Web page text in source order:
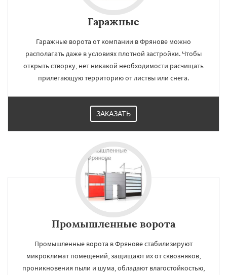
Гаражные
Гаражные ворота от компании в Фрянове можно
располагать даже в условиях плотной застройки. Чтобы
открыть створку, нет никакой необходимости расчищать
прилегающую территорию от листвы или снега.
ЗАКАЗАТЬ
Промышленные ворота
Промышленные ворота в Фрянове стабилизируют
микроклимат помещений, защищают их от сквозняков,
проникновения пыли и шума, обладают влагостойкостью,